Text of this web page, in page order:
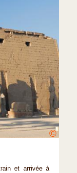
©
et arrivée à